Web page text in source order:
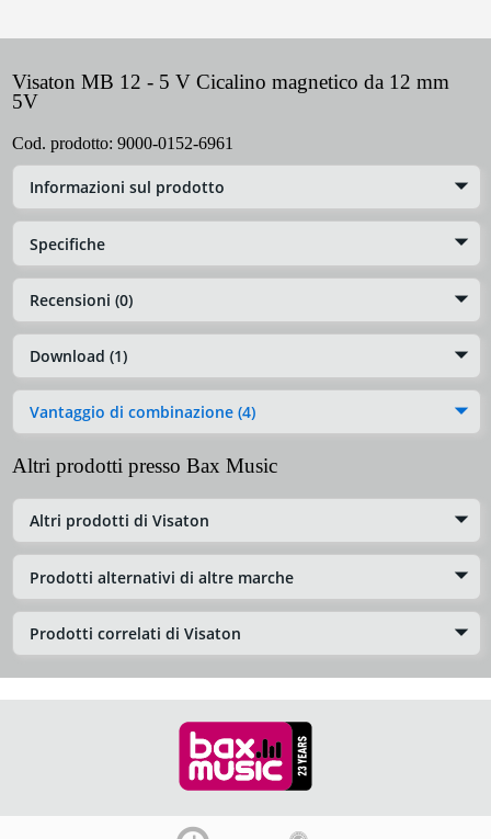
Visaton MB 12 - 5 V Cicalino magnetico da 12 mm
5V
Cod. prodotto: 9000-0152-6961
Informazioni sul prodotto
Specifiche
Recensioni (0)
Download (1)
Vantaggio di combinazione (4)
Altri prodotti presso Bax Music
Altri prodotti di Visaton
Prodotti alternativi di altre marche
Prodotti correlati di Visaton